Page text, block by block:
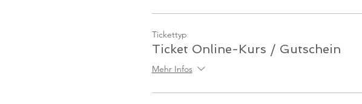
Tickettyp
Ticket Online-Kurs / Gutschein
Mehr Infos